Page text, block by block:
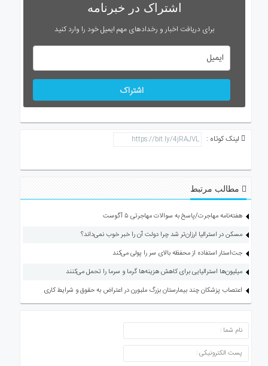
اشتراک در خبرنامه
برای دریافت اخبار و رخدادهای مهم ایمیل خود را وارد کنید
اشتراک
لینک کوتاه :
مطالب مرتبط
هفته‌نامه مهاجرت/پاسخ به سوالات مهاجرتی ۵ آگوست
مسکن در استرالیا ارزان‌تر شد چرا دولت آن را خبر خوب نمی‌داند؟
جت‌استار استفاده از محفظه بالای سر را پولی می‌کند
میلیون‌ها استرالیایی برای کاهش هزینه‌ها گرما و سرما را تحمل می‌کنند
اعتصاب پزشکان چند بیمارستان بزرگ ملبورن در اعتراض به حقوق و شرایط کاری
ارسال دیدگاه